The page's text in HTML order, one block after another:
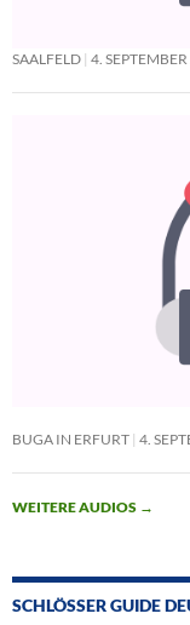
SAALFELD 4.
BUGA IN ERFURT 4.
WEITERE AUDIOS →
SCHLÖSSER GUIDE